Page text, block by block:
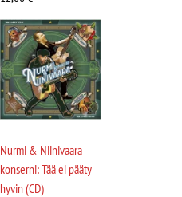
Nurmi & Niinivaara
konserni: Tää ei pääty
hyvin (CD)